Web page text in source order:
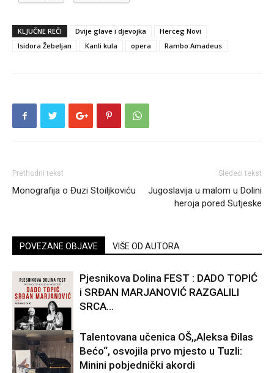
KLJUČNE REČI Dvije glave i djevojka
Herceg Novi
Isidora Žebeljan
Kanli kula opera Rambo Amadeus
Prethodni tekst
Monografija o Đuzi Stoiljkoviću
Sledeći tekst
Jugoslavija u malom u Dolini
heroja pored Sutjeske
POVEZANE OBJAVE VIŠE OD AUTORA
Kultura
Pjesnikova Dolina FEST : DADO TOPIĆ
i SRĐAN MARJANOVIĆ RAZGALILI
SRCA...
Talentovana učenica OŠ,,Aleksa Đilas
Bećo“, osvojila prvo mjesto u Tuzli:
Minini pobjednički akordi